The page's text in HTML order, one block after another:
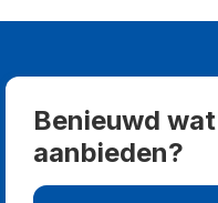
Benieuwd
aanbieden?